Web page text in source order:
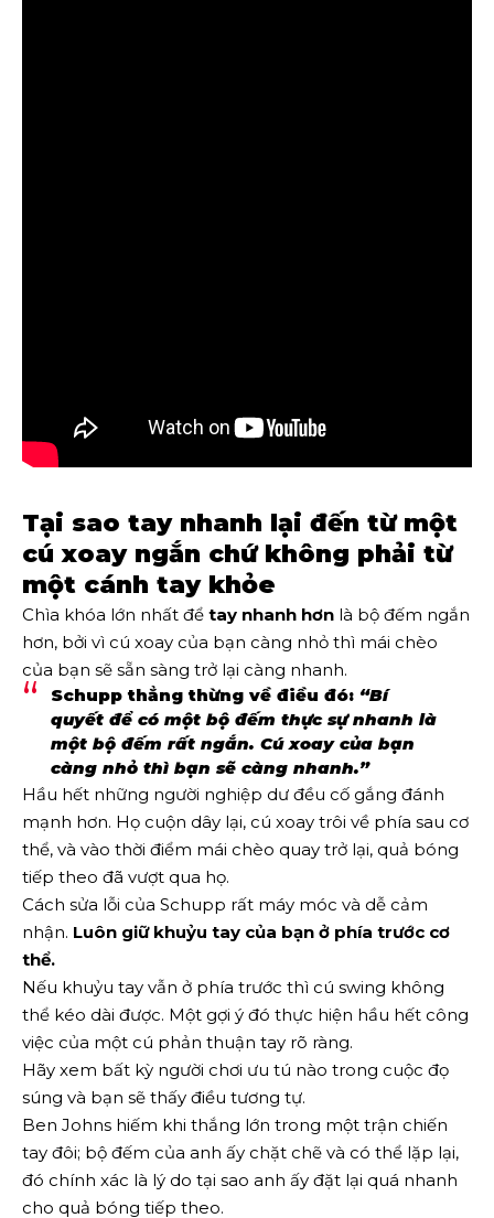
Tại sao tay nhanh lại đến từ một
cú xoay ngắn chứ không phải từ
một cánh tay khỏe
Chìa khóa lớn nhất để tay nhanh hơn là bộ đếm ngắn
hơn, bởi vì cú xoay của bạn càng nhỏ thì mái chèo
của bạn sẽ sẵn sàng trở lại càng nhanh.
Schupp thẳng thừng về điều đó: “Bí
quyết để có một bộ đếm thực sự nhanh là
một bộ đếm rất ngắn. Cú xoay của bạn
càng nhỏ thì bạn sẽ càng nhanh.”
Hầu hết những người nghiệp dư đều cố gắng đánh
mạnh hơn. Họ cuộn dây lại, cú xoay trôi về phía sau cơ
thể, và vào thời điểm mái chèo quay trở lại, quả bóng
tiếp theo đã vượt qua họ.
Cách sửa lỗi của Schupp rất máy móc và dễ cảm
nhận. Luôn giữ khuỷu tay của bạn ở phía trước cơ
thể.
Nếu khuỷu tay vẫn ở phía trước thì cú swing không
thể kéo dài được. Một gợi ý đó thực hiện hầu hết công
việc của một cú phản thuận tay rõ ràng.
Hãy xem bất kỳ người chơi ưu tú nào trong cuộc đọ
súng và bạn sẽ thấy điều tương tự.
Ben Johns hiếm khi thắng lớn trong một trận chiến
tay đôi; bộ đếm của anh ấy chặt chẽ và có thể lặp lại,
đó chính xác là lý do tại sao anh ấy đặt lại quá nhanh
cho quả bóng tiếp theo.